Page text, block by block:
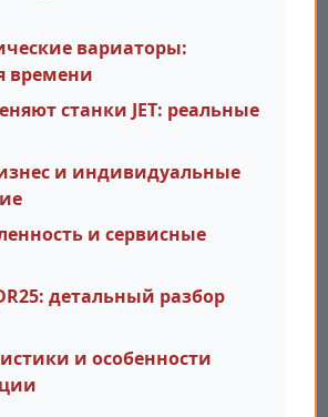
вариаторы:
времени
станки JET: реальные
и индивидуальные
и сервисные
детальный разбор
и особенности